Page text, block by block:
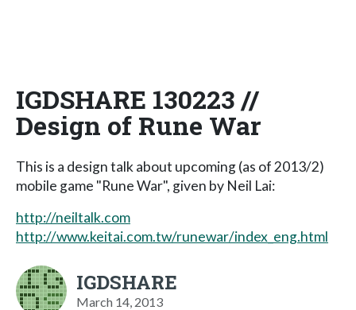
IGDSHARE 130223 //
Design of Rune War
This is a design talk about upcoming (as of 2013/2)
mobile game "Rune War", given by Neil Lai:
http://neiltalk.com
http://www.keitai.com.tw/runewar/index_eng.html
IGDSHARE
March 14, 2013